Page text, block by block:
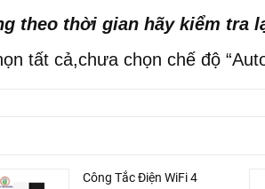
theo thời gian hãy kiểm tra
tất cả,chưa chọn chế độ
Công Tắc Điện WiFi 4